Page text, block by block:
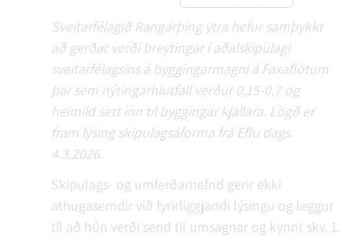
Sveitarfélagið Rangárþing ytra hefur samþykkt
að gerðar verði breytingar í aðalskipulagi
sveitarfélagsins á byggingarmagni á Faxaflötum
þar sem nýtingarhlutfall verður 0,15-0,7 og
heimild sett inn til byggingar kjallara. Lögð er
fram lýsing skipulagsáforma frá Eflu dags.
4.3.2026.
Skipulags- og umferðarnefnd gerir ekki
athugasemdir við fyrirliggjandi lýsingu og leggur
til að hún verði send til umsagnar og kynnt skv. 1.